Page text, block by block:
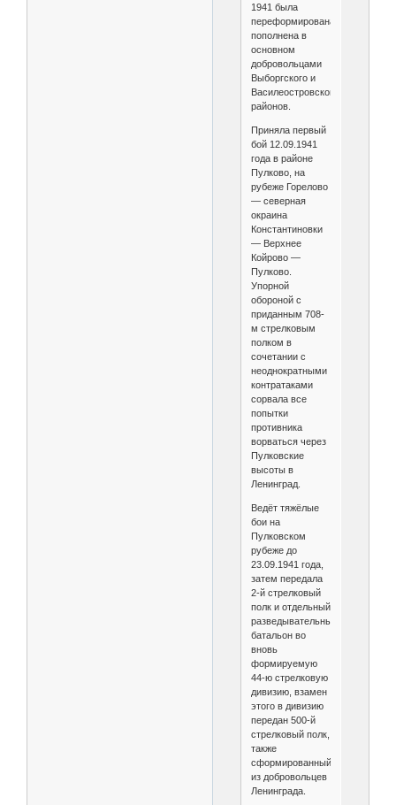
1941 была
переформирована,
пополнена в
основном
добровольцами
Выборгского и
Василеостровского
районов.
Приняла первый
бой 12.09.1941
года в районе
Пулково, на
рубеже Горелово
— северная
окраина
Константиновки
— Верхнее
Койрово —
Пулково.
Упорной
обороной с
приданным 708-
м стрелковым
полком в
сочетании с
неоднократными
контратаками
сорвала все
попытки
противника
ворваться через
Пулковские
высоты в
Ленинград.
Ведёт тяжёлые
бои на
Пулковском
рубеже до
23.09.1941 года,
затем передала
2-й стрелковый
полк и отдельный
разведывательный
батальон во
вновь
формируемую
44-ю стрелковую
дивизию, взамен
этого в дивизию
передан 500-й
стрелковый полк,
также
сформированный
из добровольцев
Ленинграда.